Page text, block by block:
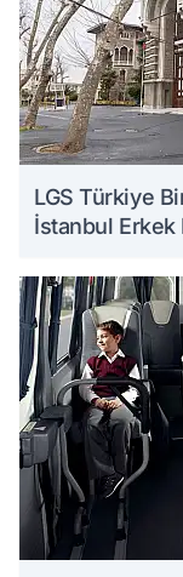
LGS Türkiye
İstanbul Erkek